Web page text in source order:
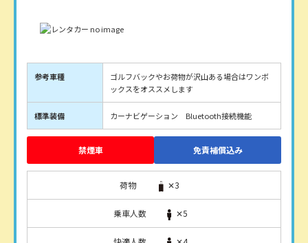
参考車種
ゴルフバックやお荷物が沢山ある場合はワンボ
ックスをオススメします
標準装備 カーナビゲーション Bluetooth接続機能
禁煙車 免責補償込み
荷物 ✕3
乗車人数 ✕5